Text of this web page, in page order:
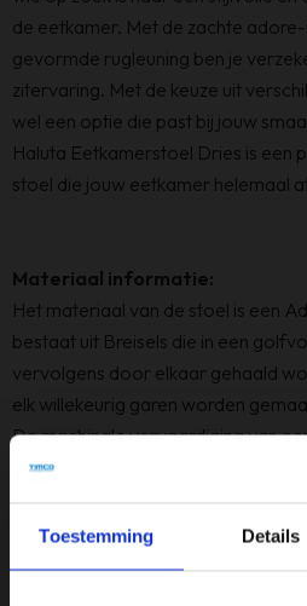
Toestemming Details
de eetkamer. Met de zachte
gevormde rugleuning ben je
zitervaring. Met de keuze uit
wel een optie die past bij jouw
Haluta Eetkamerstoel Dries is een
stoel die jouw eetkamer helemaal
Materiaal informatie:
Het materiaal van de stoel is een
bestaat uit Breisels die in een
vervolgens door elkaar gehaald
elk willekeurig garen worden
De machinale vervaardiging van
breimachines. Op een breisel zit